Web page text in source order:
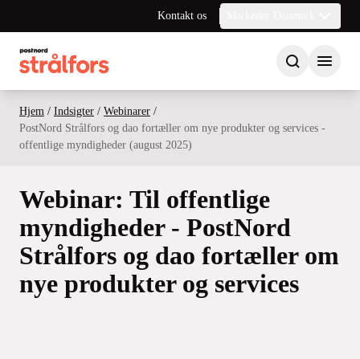
Kontakt os
Hjem / Indsigter / Webinarer /
PostNord Strålfors og dao fortæller om nye produkter og services -
offentlige myndigheder (august 2025)
Webinar: Til offentlige
myndigheder - PostNord
Strålfors og dao fortæller om
nye produkter og services